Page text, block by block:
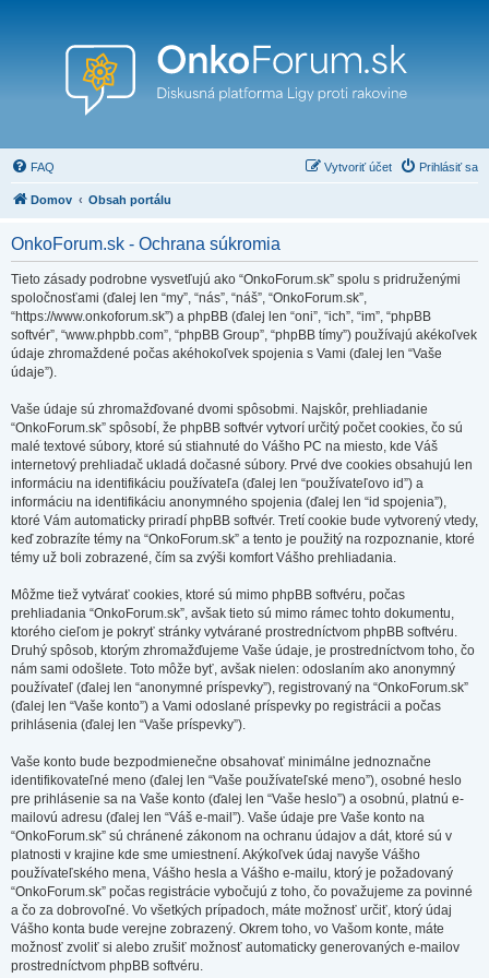
FAQ Prihlásiť sa
Vytvoriť účet
Domov Obsah portálu
OnkoForum.sk - Ochrana súkromia
Tieto zásady podrobne vysvetľujú ako “OnkoForum.sk” spolu s pridruženými
spoločnosťami (ďalej len “my”, “nás”, “náš”, “OnkoForum.sk”,
“https://www.onkoforum.sk”) a phpBB (ďalej len “oni”, “ich”, “im”, “phpBB
softvér”, “www.phpbb.com”, “phpBB Group”, “phpBB tímy”) používajú akékoľvek
údaje zhromaždené počas akéhokoľvek spojenia s Vami (ďalej len “Vaše
údaje”).
Vaše údaje sú zhromažďované dvomi spôsobmi. Najskôr, prehliadanie
“OnkoForum.sk” spôsobí, že phpBB softvér vytvorí určitý počet cookies, čo sú
malé textové súbory, ktoré sú stiahnuté do Vášho PC na miesto, kde Váš
internetový prehliadač ukladá dočasné súbory. Prvé dve cookies obsahujú len
informáciu na identifikáciu používateľa (ďalej len “používateľovo id”) a
informáciu na identifikáciu anonymného spojenia (ďalej len “id spojenia”),
ktoré Vám automaticky priradí phpBB softvér. Tretí cookie bude vytvorený vtedy,
keď zobrazíte témy na “OnkoForum.sk” a tento je použitý na rozpoznanie, ktoré
témy už boli zobrazené, čím sa zvýši komfort Vášho prehliadania.
Môžme tiež vytvárať cookies, ktoré sú mimo phpBB softvéru, počas
prehliadania “OnkoForum.sk”, avšak tieto sú mimo rámec tohto dokumentu,
ktorého cieľom je pokryť stránky vytvárané prostredníctvom phpBB softvéru.
Druhý spôsob, ktorým zhromažďujeme Vaše údaje, je prostredníctvom toho, čo
nám sami odošlete. Toto môže byť, avšak nielen: odoslaním ako anonymný
používateľ (ďalej len “anonymné príspevky”), registrovaný na “OnkoForum.sk”
(ďalej len “Vaše konto”) a Vami odoslané príspevky po registrácii a počas
prihlásenia (ďalej len “Vaše príspevky”).
Vaše konto bude bezpodmienečne obsahovať minimálne jednoznačne
identifikovateľné meno (ďalej len “Vaše používateľské meno”), osobné heslo
pre prihlásenie sa na Vaše konto (ďalej len “Vaše heslo”) a osobnú, platnú e-
mailovú adresu (ďalej len “Váš e-mail”). Vaše údaje pre Vaše konto na
“OnkoForum.sk” sú chránené zákonom na ochranu údajov a dát, ktoré sú v
platnosti v krajine kde sme umiestnení. Akýkoľvek údaj navyše Vášho
používateľského mena, Vášho hesla a Vášho e-mailu, ktorý je požadovaný
“OnkoForum.sk” počas registrácie vybočujú z toho, čo považujeme za povinné
a čo za dobrovoľné. Vo všetkých prípadoch, máte možnosť určiť, ktorý údaj
Vášho konta bude verejne zobrazený. Okrem toho, vo Vašom konte, máte
možnosť zvoliť si alebo zrušiť možnosť automaticky generovaných e-mailov
prostredníctvom phpBB softvéru.